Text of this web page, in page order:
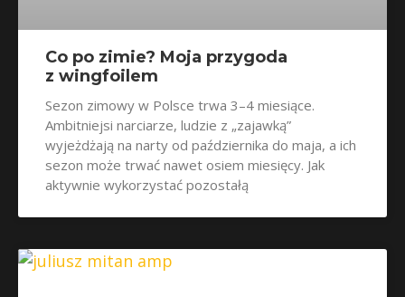
Co po zimie? Moja przygoda
z wingfoilem
Sezon zimowy w Polsce trwa 3–4 miesiące.
Ambitniejsi narciarze, ludzie z „zajawką”
wyjeżdżają na narty od października do maja, a ich
sezon może trwać nawet osiem miesięcy. Jak
aktywnie wykorzystać pozostałą